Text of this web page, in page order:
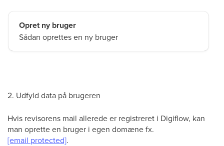
Opret ny bruger
Sådan oprettes en ny bruger
2. Udfyld data på brugeren
Hvis revisorens mail allerede er registreret i Digiflow, kan
man oprette en bruger i egen domæne fx.
[email protected].